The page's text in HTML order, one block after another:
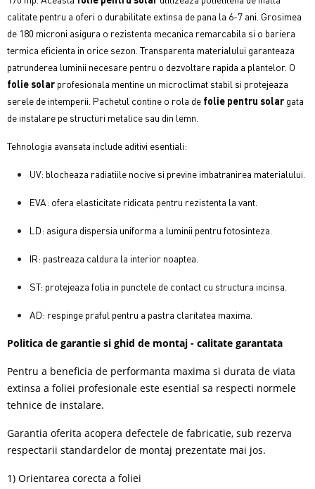
calitate pentru a oferi o durabilitate extinsa de pana la 6-7 ani. Grosimea
de 180 microni asigura o rezistenta mecanica remarcabila si o bariera
termica eficienta in orice sezon. Transparenta materialului garanteaza
patrunderea luminii necesare pentru o dezvoltare rapida a plantelor. O
folie solarprofesionala mentine un microclimat stabil si protejeaza
serele de intemperii. Pachetul contine o rola de folie pentru solargata
de instalare pe structuri metalice sau din lemn.
Tehnologia avansata include aditivi esentiali:
UV: blocheaza radiatiile nocive si previne imbatranirea materialului.
EVA: ofera elasticitate ridicata pentru rezistenta la vant.
LD: asigura dispersia uniforma a luminii pentru fotosinteza.
IR: pastreaza caldura la interior noaptea.
ST: protejeaza folia in punctele de contact cu structura incinsa.
AD: respinge praful pentru a pastra claritatea maxima.
Politica de garantie si ghid de montaj - calitate garantata
Pentru a beneficia de performanta maxima si durata de viata
extinsa a foliei profesionale este esential sa respecti normele
tehnice de instalare.
Garantia oferita acopera defectele de fabricatie, sub rezerva
respectarii standardelor de montaj prezentate mai jos.
1) Orientarea corecta a foliei